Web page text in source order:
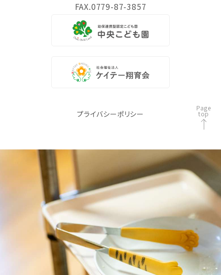
Page
top
FAX.0779-87-3857
プライバシーポリシー